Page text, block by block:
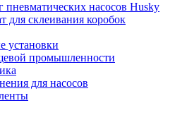
пневматических насосов Husky
для склеивания коробок
установки
промышленности
для насосов